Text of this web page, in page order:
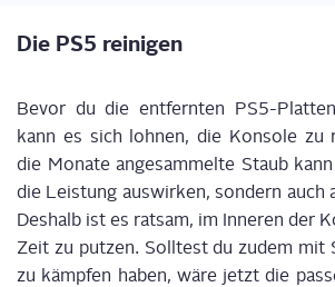
Die PS5 reinigen
Bevor du die ent­fern­ten PS5-
kann es sich loh­nen, die Kon­so­le zu
die Mona­te ange­sam­mel­te Staub
die Leis­tung aus­wir­ken, son­dern auch
Des­halb ist es rat­sam, im Inne­ren der
Zeit zu put­zen. Soll­test du zudem mit
zu kämp­fen haben, wäre jetzt die